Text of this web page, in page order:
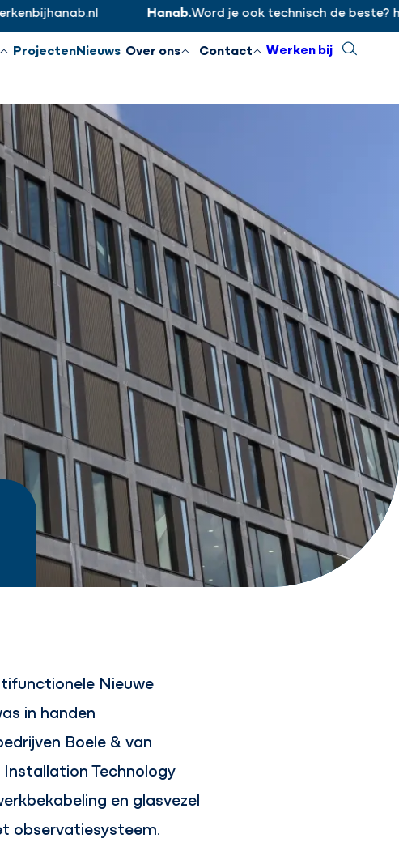
Hanab.Word je ook technisch de beste?
Inloggen
ProjectenNieuws Over ons Contact Werken bij Zoeken
Nieuwe
in handen
Boele & van
Technology
en glasvezel
observatiesysteem.